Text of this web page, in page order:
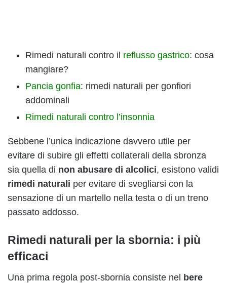
Rimedi naturali contro il reflusso gastrico: cosa
mangiare?
Pancia gonfia: rimedi naturali per gonfiori
addominali
Rimedi naturali contro l’insonnia
Sebbene l’unica indicazione davvero utile per
evitare di subire gli effetti collaterali della sbronza
sia quella di non abusare di alcolici, esistono validi
rimedi naturali per evitare di svegliarsi con la
sensazione di un martello nella testa o di un treno
passato addosso.
Rimedi naturali per la sbornia: i più
efficaci
Una prima regola post-sbornia consiste nel bere